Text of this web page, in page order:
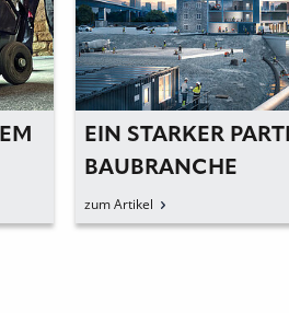
EIN STARKER
BAUBRANCHE
zum Artikel